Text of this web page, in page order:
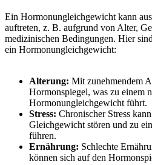
Ein Hormonungleichgewicht kann
auftreten, z. B. aufgrund von Alter,
medizinischen Bedingungen. Hier
ein Hormonungleichgewicht:
Alterung: Mit zunehmendem
Hormonspiegel, was zu einem
Hormonungleichgewicht führt.
Stress: Chronischer Stress
Gleichgewicht stören und zu
führen.
Ernährung: Schlechte
können sich auf den